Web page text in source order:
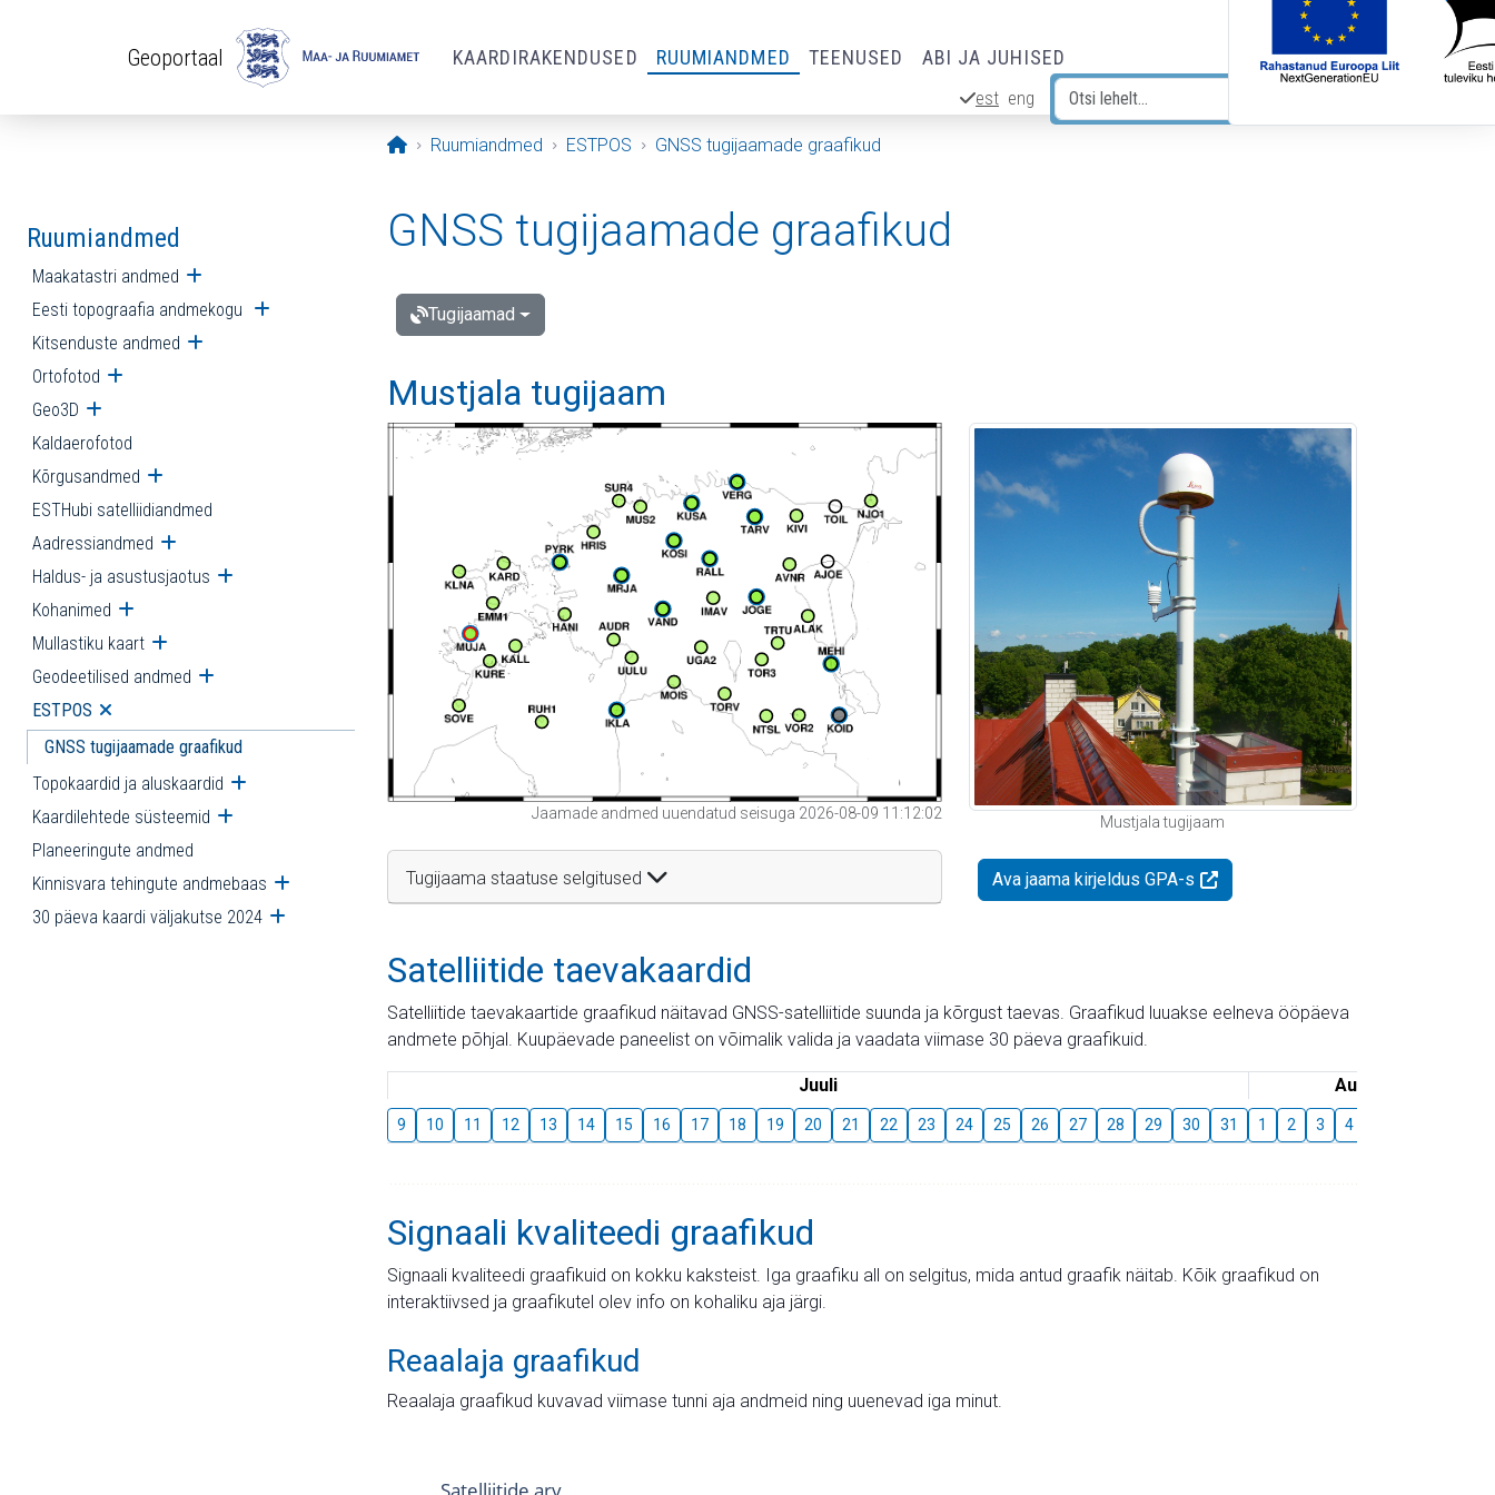
Geoportaal KAARDIRAKENDUSED RUUMIANDMED TEENUSED ABI JA JUHISED
est eng
Avaleht
Ruumiandmed ESTPOS GNSS tugijaamade graafikud
Ruumiandmed
Maakatastri andmed Ava alammenüü
Eesti topograafia andmekogu Ava alammenüü
Kitsenduste andmed Ava alammenüü
Ortofotod Ava alammenüü
Geo3D Ava alammenüü
Kaldaerofotod
Kõrgusandmed Ava alammenüü
ESTHubi satelliidiandmed
Aadressiandmed Ava alammenüü
Haldus- ja asustusjaotus Ava alammenüü
Kohanimed Ava alammenüü
Mullastiku kaart Ava alammenüü
Geodeetilised andmed Ava alammenüü
ESTPOS Ava alammenüü
GNSS tugijaamade graafikud
Topokaardid ja aluskaardid Ava alammenüü
Kaardilehtede süsteemid Ava alammenüü
Planeeringute andmed
Kinnisvara tehingute andmebaas Ava alammenüü
30 päeva kaardi väljakutse 2024 Ava alammenüü
GNSS tugijaamade graafikud
Tugijaamad
Mustjala tugijaam
Jaamade andmed uuendatud seisuga 2026-08-09 11:12:02
Tugijaama staatuse selgitused
Mustjala tugijaam
Ava jaama kirjeldus GPA-s
Satelliitide taevakaardid
Satelliitide taevakaartide graafikud näitavad GNSS-satelliitide suunda ja kõrgust taevas. Graafikud luuakse eelneva ööpäeva
andmete põhjal. Kuupäevade paneelist on võimalik valida ja vaadata viimase 30 päeva graafikuid.
Juuli August
9 10 11 12 13 14 15 16 17 18 19 20 21 22 23 24 25 26 27 28 29 30 31 1 2 3 4
Signaali kvaliteedi graafikud
Signaali kvaliteedi graafikuid on kokku kaksteist. Iga graafiku all on selgitus, mida antud graafik näitab. Kõik graafikud on
interaktiivsed ja graafikutel olev info on kohaliku aja järgi.
Reaalaja graafikud
Reaalaja graafikud kuvavad viimase tunni aja andmeid ning uuenevad iga minut.